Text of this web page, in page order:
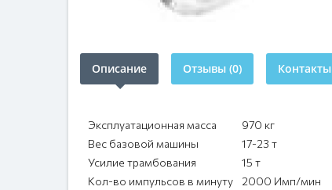
Описание Отзывы (0) Контакты
Эксплуатационная масса
970 кг
Вес базовой машины
17-23 т
Усилие трамбования
15 т
Кол-во импульсов в минуту
2000 Имп/мин